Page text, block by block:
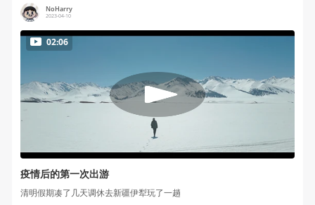
NoHarry
2023-04-10
02:06
疫情后的第一次出游
清明假期凑了几天调休去新疆伊犁玩了一趟